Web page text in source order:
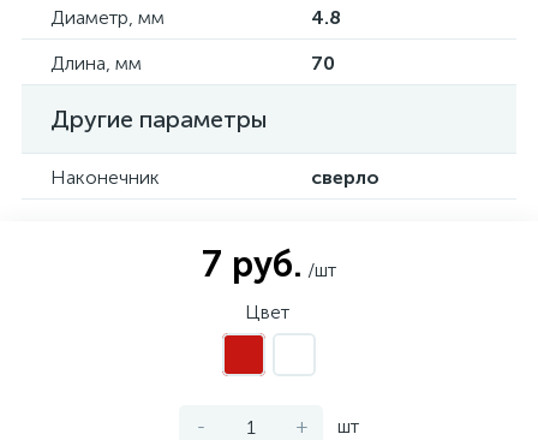
Диаметр, мм
4.8
Длина, мм
70
Другие параметры
Наконечник сверло
7 руб. /шт
Цвет
- + шт